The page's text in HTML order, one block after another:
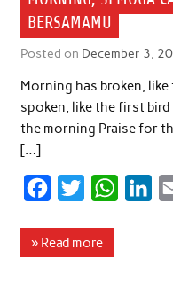
BERSAMAMU
Posted on December 3,
Morning has broken,
spoken, like the first
the morning Praise for
[…]
c
i
W
» Read more